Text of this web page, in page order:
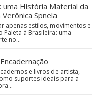
uma História Material da
Spnela
apenas estilos, movimentos e
à Brasileira: uma
no…
e livros de artista,
suportes ideais para a